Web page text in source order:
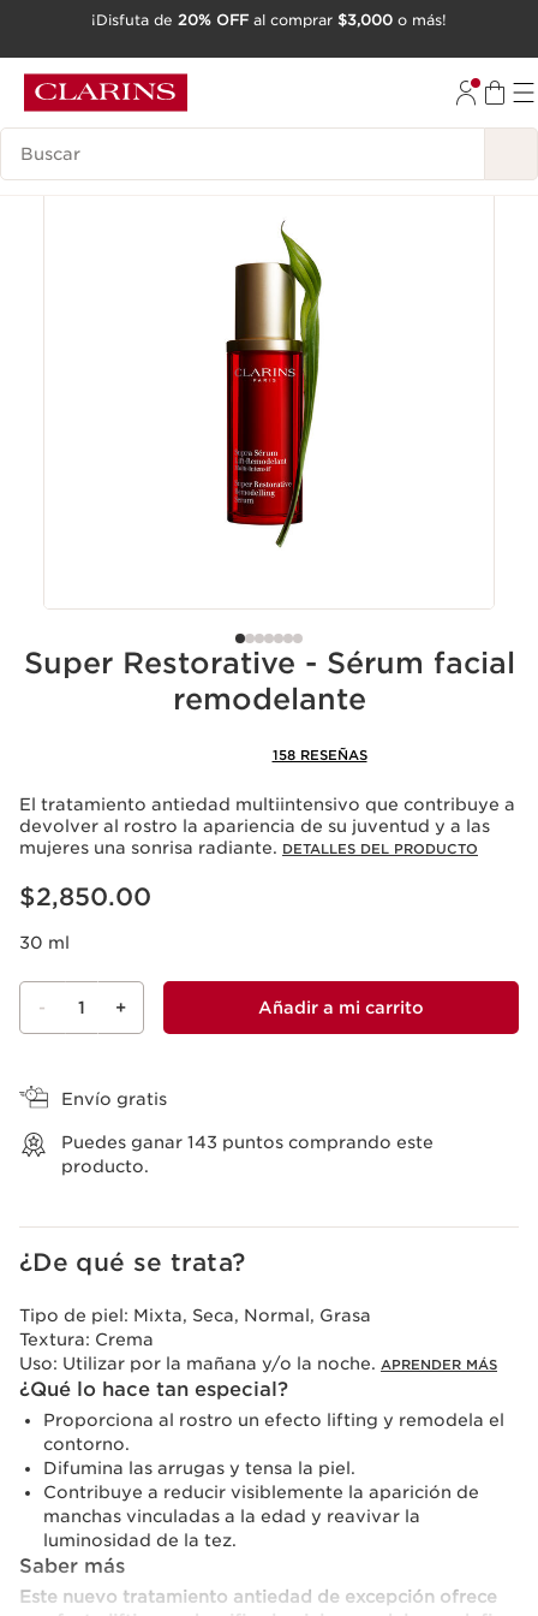
IR AL PIE DE PÁGINA
¡Disfuta de 20% OFF al comprar $3,000 o más!
Buscar
Super Restorative - Sérum facial
remodelante
158 RESEÑAS
El tratamiento antiedad multiintensivo que contribuye a
devolver al rostro la apariencia de su juventud y a las
mujeres una sonrisa radiante. DETALLES DEL PRODUCTO
Precio actual $2,850.00
$2,850.00
30 ml
- 1 + Añadir a mi carrito
Envío gratis
Puedes ganar 143 puntos comprando este
producto.
¿De qué se trata?
Tipo de piel: Mixta, Seca, Normal, Grasa
Textura: Crema
Uso: Utilizar por la mañana y/o la noche. APRENDER MÁS
¿Qué lo hace tan especial?
Proporciona al rostro un efecto lifting y remodela el
contorno.
Difumina las arrugas y tensa la piel.
Contribuye a reducir visiblemente la aparición de
manchas vinculadas a la edad y reavivar la
luminosidad de la tez.
Saber más
Este nuevo tratamiento antiedad de excepción ofrece